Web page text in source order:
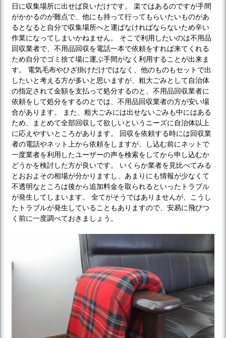
日に収集場所に出せば良いだけです。 楽ではあるのですが手間
がかかるのが難点で、他にも持って行ってもらいたいものがあ
るとなると自分で収集場所へと運ばなければならないため辛い
作業になってしまいかねません。 そこで利用したいのは不用品
回収業者で、不用品回収を電話一本で依頼をすれば来てくれる
ため自分でゴミ捨て場に運ぶ手間がなく利用することが出来ま
す。 電気毛布やひざ掛けだけではなく、他のものもセットで出
したいと考える方が多いと思いますが、粗大ごみとして自治体
の指定されて金額を支払って処分するのと、不用品回収業者に
依頼をして処分をするのとでは、不用品回収業者の方が安い場
合があります。 また、粗大ごみには出せないごみも中にはある
ため、まとめて全部回収して欲しいというニーズに自治体以上
に応えやすいところがあります。 回収を依頼する時には回収業
者の電話やネット上から依頼をしますが、し込む前にネットで
一度業者を利用したユーザーの声を検索をしてから申し込むか
どうかを検討した方が良いです。 いくらか業者を見比べてみる
とおおよその相場が分かりますし、あまりにも情報が少なくて
不透明なところは後から追加料金を取られるといったトラブル
が発生してしまいます。 全てがそうではありませんが、こうし
たトラブルが発生していることもありますので、安易に飛びつ
く前に一度調べておきましょう。